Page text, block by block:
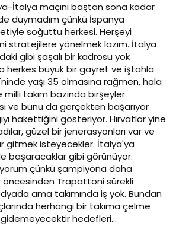
İtalya maçını baştan sona kadar
duymadım çünkü İspanya
soğuttu herkesi. Herşeyi
stratejilere yönelmek lazım. İtalya
gibi şaşalı bir kadrosu yok
herkes büyük bir gayret ve iştahla
yaşı 35 olmasına rağmen, hala
takım bazında birşeyler
ve bunu da gerçekten başarıyor
hakettiğini gösteriyor. Hırvatlar yine
güzel bir jenerasyonları var ve
gitmek isteyecekler. İtalya'ya
başaracaklar gibi görünüyor.
çünkü şampiyona daha
Trapattoni sürekli
ama takımında iş yok. Bundan
herhangi bir takıma çelme
hedefleri...